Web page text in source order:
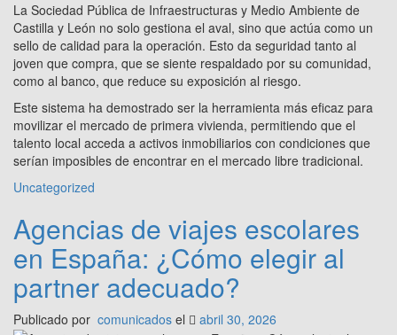
La Sociedad Pública de Infraestructuras y Medio Ambiente de
Castilla y León no solo gestiona el aval, sino que actúa como un
sello de calidad para la operación. Esto da seguridad tanto al
joven que compra, que se siente respaldado por su comunidad,
como al banco, que reduce su exposición al riesgo.
Este sistema ha demostrado ser la herramienta más eficaz para
movilizar el mercado de primera vivienda, permitiendo que el
talento local acceda a activos inmobiliarios con condiciones que
serían imposibles de encontrar en el mercado libre tradicional.
Uncategorized
Agencias de viajes escolares
en España: ¿Cómo elegir al
partner adecuado?
Publicado por comunicados el abril 30, 2026